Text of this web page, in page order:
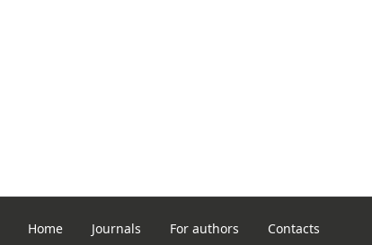
Home Journals For authors Contacts